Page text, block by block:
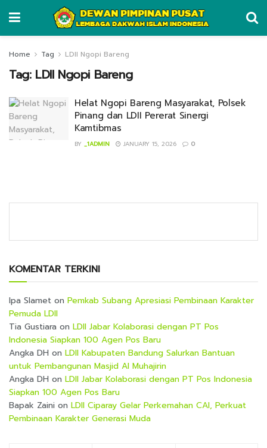
Home Tag LDII Ngopi Bareng
Tag: LDII Ngopi Bareng
Helat Ngopi Bareng Masyarakat, Polsek
Pinang dan LDII Pererat Sinergi
Kamtibmas
BY _1ADMIN JANUARY 15, 2026 0
KOMENTAR TERKINI
Ipa Slamet on Pemkab Subang Apresiasi Pembinaan Karakter
Pemuda LDII
Tia Gustiara on LDII Jabar Kolaborasi dengan PT Pos
Indonesia Siapkan 100 Agen Pos Baru
Angka DH on LDII Kabupaten Bandung Salurkan Bantuan
untuk Pembangunan Masjid Al Muhajirin
Angka DH on LDII Jabar Kolaborasi dengan PT Pos Indonesia
Siapkan 100 Agen Pos Baru
Bapak Zaini on LDII Ciparay Gelar Perkemahan CAI, Perkuat
Pembinaan Karakter Generasi Muda